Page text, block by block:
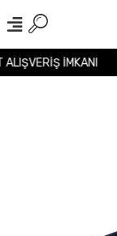
ALIŞVERİŞ İMKANI